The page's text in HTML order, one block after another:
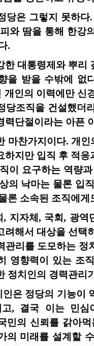
당은 그렇지 못하다
와 땀을 통해 한강
.
한 대통령제와 뿌리
을 받을 수밖에 없
개인의 이력에만
당조직을 건설했더
력단절이라는 아픈
마찬가지이다. 개인
하지만 입직 후 적
이 요구하는 역량
의 낙마는 물론 입
론 소속된 조직에
, 지자체 , 국회, 광역
려해서 대상을 선택
관리를 도모하는 정
영향력이 있는 조
정치인의 경력관리
은 정당의 기능이
, 결국 이는 민심
민의 신뢰를 갉아먹
의 미래를 설계할